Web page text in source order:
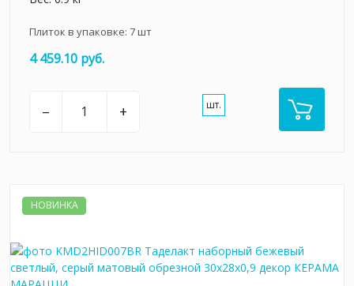
Плиток в упаковке: 7шт
4 459.10 руб.
– + шт.
НОВИНКА